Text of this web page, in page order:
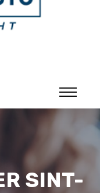
SINT-